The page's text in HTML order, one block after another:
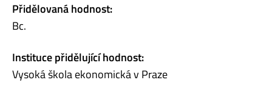
Přidělovaná hodnost:
Bc.
Instituce přidělující hodnost:
Vysoká škola ekonomická v Praze